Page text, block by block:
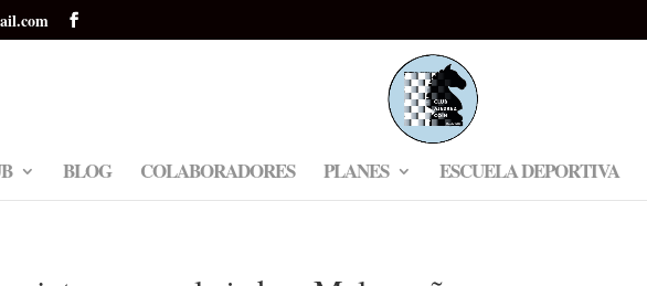
BLOG COLABORADORES PLANES ESCUELA DEPORTIVA